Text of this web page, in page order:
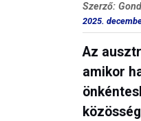
Szerző:
2025.
Az
amikor